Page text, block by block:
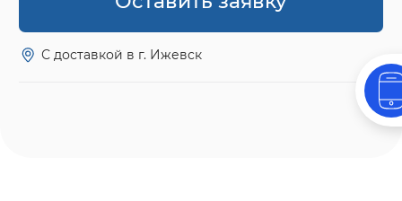
С доставкой в г. Ижевск